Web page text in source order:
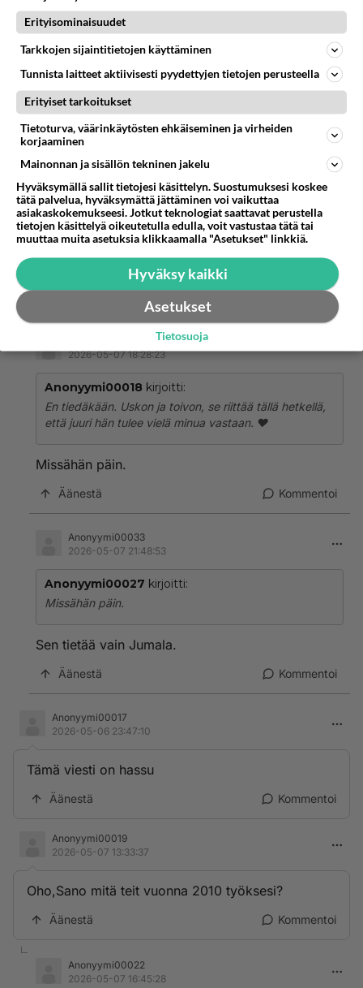
Äänestä
2026-05-07 18:28:23
Anonyymi00018 kirjoitti:
En tiedäkään. Uskon ja toivon, se riittää tällä hetkellä,
että juuri hän tulee vielä minua vastaan. ❤️
Missähän päin.
Äänestä Kommentoi
Anonyymi00033
2026-05-07 21:48:53
Anonyymi00027 kirjoitti:
Missähän päin.
Sen tietää vain Jumala.
Äänestä Kommentoi
Anonyymi00017
2026-05-06 23:47:10
Tämä viesti on hassu
Äänestä Kommentoi
Anonyymi00019
2026-05-07 13:33:37
Oho,Sano mitä teit vuonna 2010 työksesi?
Äänestä Kommentoi
Anonyymi00022
2026-05-07 16:45:28
Erityisominaisuudet
Tarkkojen sijaintitietojen käyttäminen
Tunnista laitteet aktiivisesti pyydettyjen tietojen perusteella
Erityiset tarkoitukset
Tietoturva, väärinkäytösten ehkäiseminen ja virheiden
korjaaminen
Mainonnan ja sisällön tekninen jakelu
Hyväksymällä sallit tietojesi käsittelyn. Suostumuksesi koskee
tätä palvelua, hyväksymättä jättäminen voi vaikuttaa
asiakaskokemukseesi. Jotkut teknologiat saattavat perustella
tietojen käsittelyä oikeutetulla edulla, voit vastustaa tätä tai
muuttaa muita asetuksia klikkaamalla "Asetukset" linkkiä.
Hyväksy kaikki
Asetukset
Tietosuoja